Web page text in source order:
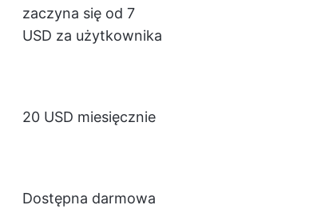
zaczyna się od 7
USD za użytkownika
20 USD miesięcznie
Dostępna darmowa